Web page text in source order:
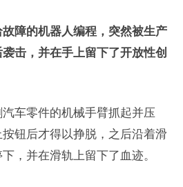
障的机器人编程，突然被生产
击，并在手上留下了开放性创
车零件的机械手臂抓起并压
钮后才得以挣脱，之后沿着滑
，并在滑轨上留下了血迹。